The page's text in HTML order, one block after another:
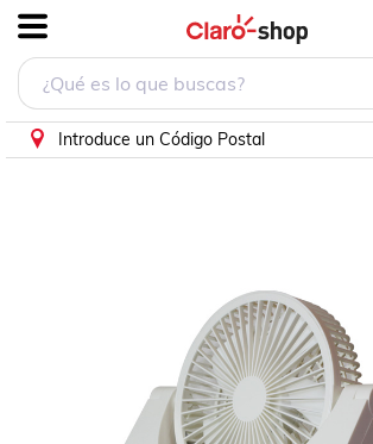
Introduce un Código Postal
Ventilador Recargable 7" Portátil DACE-40